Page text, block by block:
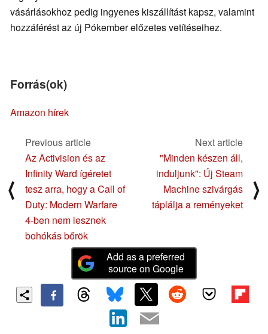
vásárlásokhoz pedig ingyenes kiszállítást kapsz, valamint
hozzáférést az új Pókember előzetes vetítéseihez.
Forrás(ok)
Amazon hírek
⟨
Previous article
Az Activision és az
Infinity Ward ígéretet
tesz arra, hogy a Call of
Duty: Modern Warfare
4-ben nem lesznek
bohókás bőrök
Next article
"Minden készen áll,
induljunk": Új Steam
Machine szivárgás
táplálja a reményeket
⟩
Add as a preferred
source on Google